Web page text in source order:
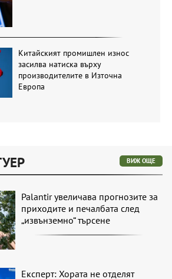
Китайският промишлен износ
засилва натиска върху
производителите в Източна
Европа
ВИЖ ОЩЕ
Palantir увеличава прогнозите за
приходите и печалбата след
„извънземно“ търсене
Експерт: Хората не отделят